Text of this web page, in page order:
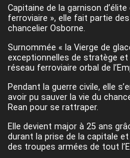
Capitaine de la garnison
ferroviaire », elle fait partie
chancelier Osborne.
Surnommée « la Vierge de
exceptionnelles de stratège
réseau ferroviaire orbal de
Pendant la guerre civile, elle
avoir pu sauver la vie du
Rean pour se rattraper.
Elle devient major à 25 ans
durant la prise de la capitale
des troupes armées de tout